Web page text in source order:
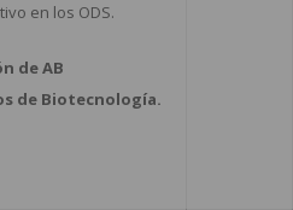
en los ODS.
de AB
de Biotecnología.